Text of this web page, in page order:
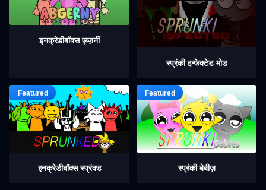
इनक्रेडीबॉक्स एब्ज़र्नी
स्प्रंकी इन्फेक्टेड मोड
इनक्रेडीबॉक्स स्प्रंक्ड स्प्रंकी बेबीज़